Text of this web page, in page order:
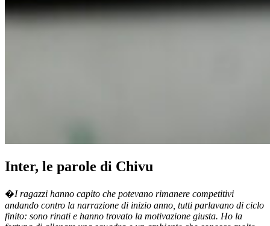
Inter, le parole di Chivu
�I ragazzi hanno capito che potevano rimanere competitivi
andando contro la narrazione di inizio anno, tutti parlavano di ciclo
finito: sono rinati e hanno trovato la motivazione giusta. Ho la